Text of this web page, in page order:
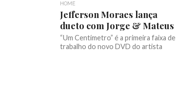
HOME
Jefferson Moraes lança
dueto com Jorge & Mateus
“Um Centímetro” é a primeira faixa de
trabalho do novo DVD do artista